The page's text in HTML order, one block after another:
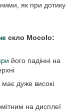
як при дотику
скло Mocolo:
його падінні на
дуже високі
на дисплеї